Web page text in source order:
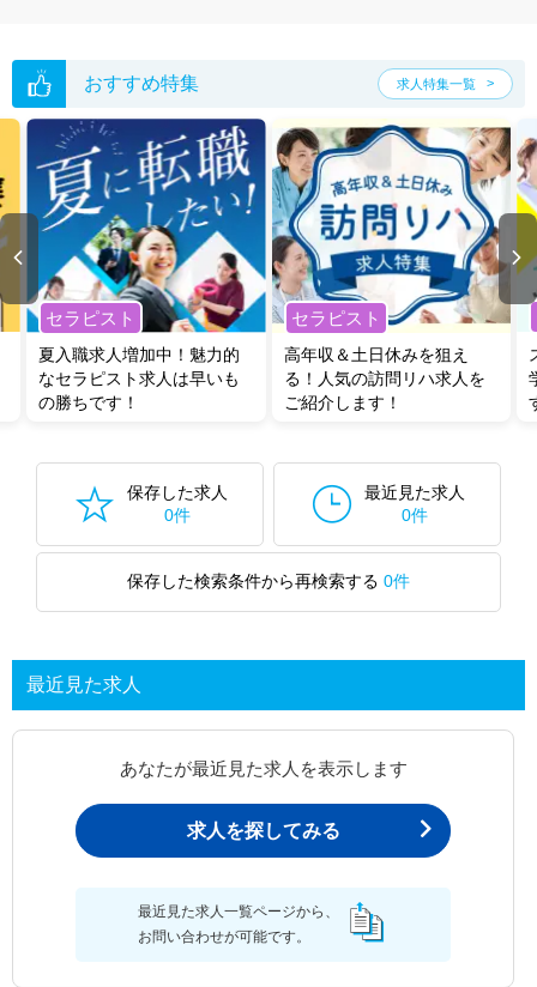
おすすめ特集 求人特集一覧
セラピスト
夏入職求人増加中！魅力的
なセラピスト求人は早いも
の勝ちです！
セラピスト
高年収＆土日休みを狙え
る！人気の訪問リハ求人を
ご紹介します！
保存した求人
0件
最近見た求人
0件
保存した検索条件から再検索する 0件
最近見た求人
あなたが最近見た求人を表示します
求人を探してみる
最近見た求人一覧ページから、
お問い合わせが可能です。